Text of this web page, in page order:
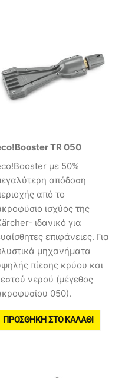
TR 050
με 50%
απόδοση
από το
ισχύος της
ιδανικό για
επιφάνειες. Για
μηχανήματα
πίεσης κρύου και
νερού (μέγεθος
050).
ΠΡΟΣΘΉΚΗ ΣΤΟ ΚΑΛΆΘΙ